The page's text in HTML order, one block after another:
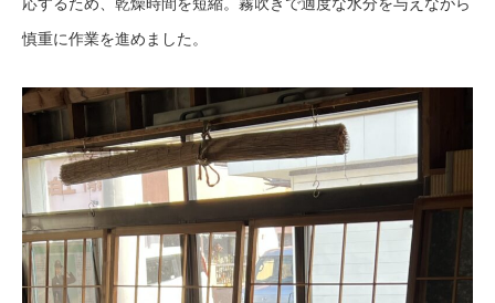
慎重に作業を進めました。